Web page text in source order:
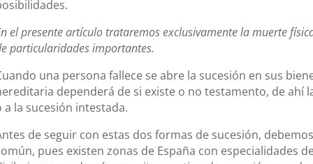
el presente artículo trataremos exclusivamente la muerte
particularidades importantes.
una persona fallece se abre la sucesión en sus
dependerá de si existe o no testamento, de
a la sucesión intestada.
de seguir con estas dos formas de sucesión,
pues existen zonas de España con especialidades